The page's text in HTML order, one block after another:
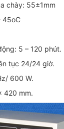
chày: 55±1mm
45oC
5 – 120 phút.
tục 24/24 giờ.
600 W.
420 mm.